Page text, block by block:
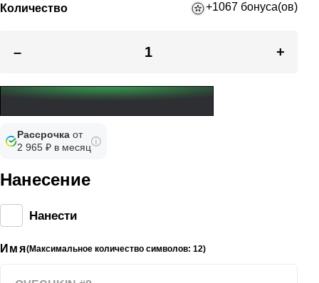
Количество +1067 бонуса(ов)
– +
Рассрочка от
2 965 ₽ в месяц
Нанесение
Нанести
Имя(Максимальное количество символов: 12)